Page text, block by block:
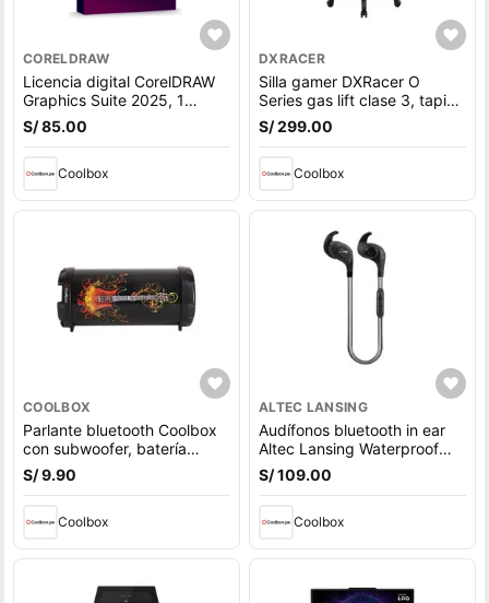
CORELDRAW
Licencia digital CorelDRAW
Graphics Suite 2025, 1
dispositivo, compatible con
macOS, duración 1 año
S/ 85.00
Coolbox
DXRACER
Silla gamer DXRacer O
Series gas lift clase 3, tapiz
cuero pu, máx. 100 kg,
inclinación 90 - 135°, negro
S/ 299.00
Coolbox
COOLBOX
Parlante bluetooth Coolbox
con subwoofer, batería
recargable, guitar
S/ 9.90
Coolbox
ALTEC LANSING
Audífonos bluetooth in ear
Altec Lansing Waterproof
deportivo IPX6, micrófono
incorporado, máx. 6 horas,
S/ 109.00
Coolbox